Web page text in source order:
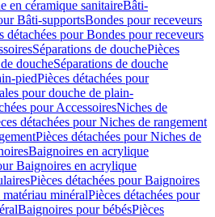
en céramique sanitaireBâti-
Bâti-supportsBondes pour receveurs
détachées pour Bondes pour receveurs
Séparations de douchePièces
doucheSéparations de douche
piedPièces détachées pour
pour douche de plain-
pour AccessoiresNiches de
détachées pour Niches de rangement
Pièces détachées pour Niches de
Baignoires en acrylique
Baignoires en acrylique
Pièces détachées pour Baignoires
minéralPièces détachées pour
Baignoires pour bébésPièces